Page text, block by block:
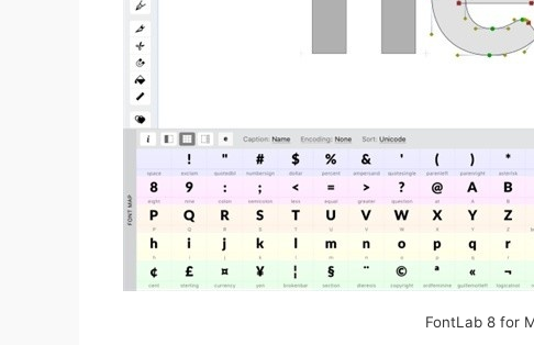
FontLab 8 for